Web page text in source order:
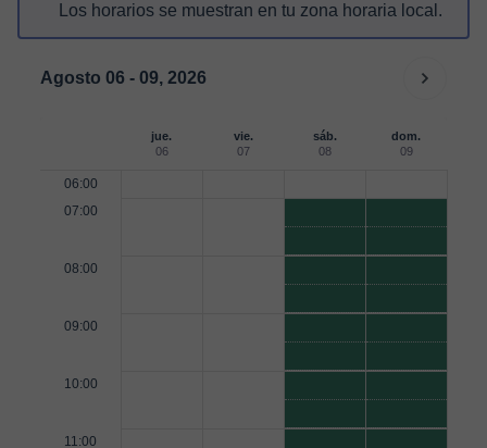
Los horarios se muestran en tu zona horaria local.
Agosto 06 - 09, 2026
jue.
06
vie.
07
sáb.
08
dom.
09
06:00
07:00
08:00
09:00
10:00
11:00